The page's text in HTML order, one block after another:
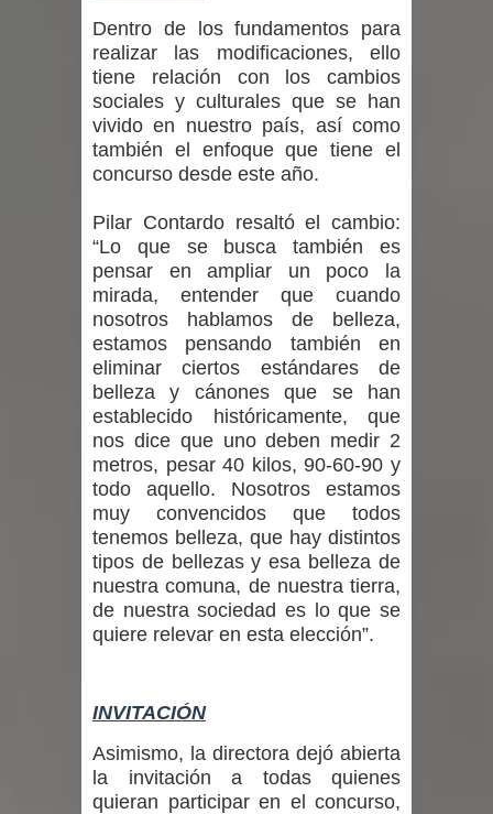
Municipalidad de Curicó inició
proceso de vacunación escolar
Se activa Código Azul en Talca ante
las bajas temperaturas
Dentro de los fundamentos para
realizar las modificaciones, ello
tiene relación con los cambios
sociales y culturales que se han
vivido en nuestro país, así como
también el enfoque que tiene el
concurso desde este año.
Pilar Contardo resaltó el cambio:
“Lo que se busca también es
pensar en ampliar un poco la
mirada, entender que cuando
nosotros hablamos de belleza,
estamos pensando también en
eliminar ciertos estándares de
belleza y cánones que se han
establecido históricamente, que
nos dice que uno deben medir 2
metros, pesar 40 kilos, 90-60-90 y
todo aquello. Nosotros estamos
muy convencidos que todos
tenemos belleza, que hay distintos
tipos de bellezas y esa belleza de
nuestra comuna, de nuestra tierra,
de nuestra sociedad es lo que se
quiere relevar en esta elección”.
INVITACIÓN
Asimismo, la directora dejó abierta
la invitación a todas quienes
quieran participar en el concurso,